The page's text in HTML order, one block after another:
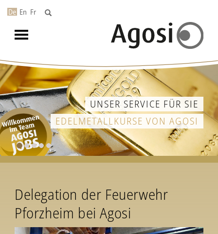
De En Fr
Toggle
navigation
UNSER SERVICE FÜR SIE
EDELMETALLKURSE VON AGOSI
Delegation der Feuerwehr
Pforzheim bei Agosi